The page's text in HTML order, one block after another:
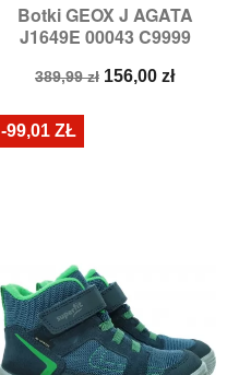
Botki GEOX J AGATA
J1649E 00043 C9999
Cena
389,99 zł Cena
156,00 zł
-99,01 ZŁ